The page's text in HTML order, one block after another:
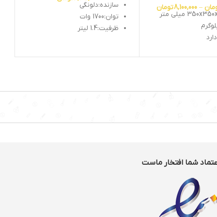
–
8,100,000تومان
سازنده:دلونگی
توان:1700 وات
ظرفیت:1.4 لیتر
:دارد
شما افتخار ماست